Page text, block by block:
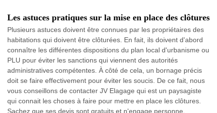
Les astuces pratiques sur la mise en place des clôtures
Plusieurs astuces doivent être connues par les propriétaires des
habitations qui doivent être clôturées. En fait, ils doivent d'abord
connaître les différentes dispositions du plan local d'urbanisme ou
PLU pour éviter les sanctions qui viennent des autorités
administratives compétentes. À côté de cela, un bornage précis
doit se faire effectivement pour éviter les soucis. De ce fait, nous
vous conseillons de contacter JV Elagage qui est un paysagiste
qui connait les choses à faire pour mettre en place les clôtures.
Sachez que ses devis sont gratuits et n'engage personne.